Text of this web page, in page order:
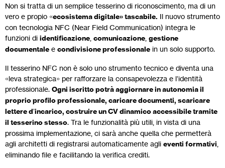
Non si tratta di un semplice tesserino di riconoscimento, ma di un
vero e propio «ecosistema digitale» tascabile. Il nuovo strumento
con tecnologia NFC (Near Field Communication) integra le
funzioni di identificazione comunicazione gestione
documentale e condivisione professionale in un solo supporto.
Il tesserino NFC non è solo uno strumento tecnico e diventa una
«leva strategica» per rafforzare la consapevolezza e l’identità
professionale. Ogni iscritto potrà aggiornare in autonomia il
proprio profilo professionale, caricare documenti, scaricare
lettere d’incarico, costruire un CV dinamico accessibile tramite
il tesserino stesso. Tra le funzionalità più utili, in vista di una
prossima implementazione, ci sarà anche quella che permetterà
agli architetti di registrarsi automaticamente agli eventi formativi
eliminando file e facilitando la verifica crediti.